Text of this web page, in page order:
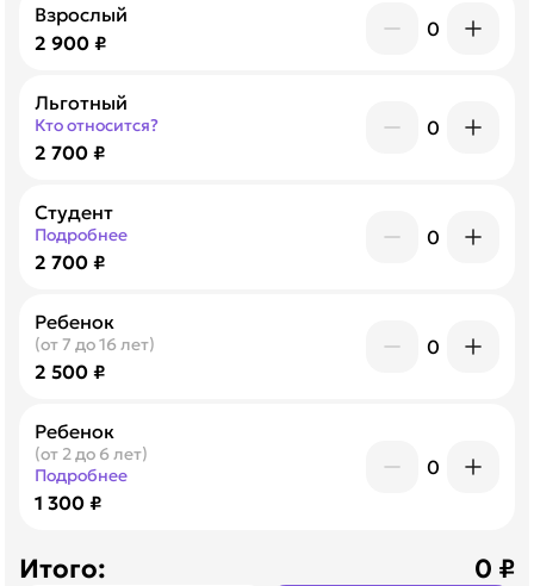
Взрослый
2 900 ₽
0
Льготный
Кто относится?
2 700 ₽
0
Студент
Подробнее
2 700 ₽
0
Ребенок
(от 7 до 16 лет)
2 500 ₽
0
Ребенок
(от 2 до 6 лет)
Подробнее
1 300 ₽
0
Итого: 0 ₽